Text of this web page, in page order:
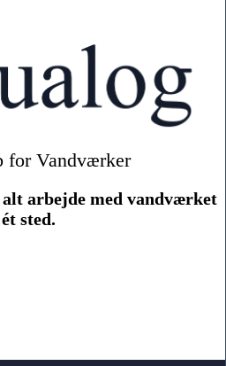
for Vandværker
arbejde med vandværket
ét sted.